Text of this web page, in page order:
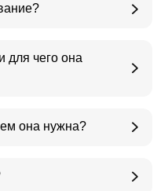
для чего она
она нужна?